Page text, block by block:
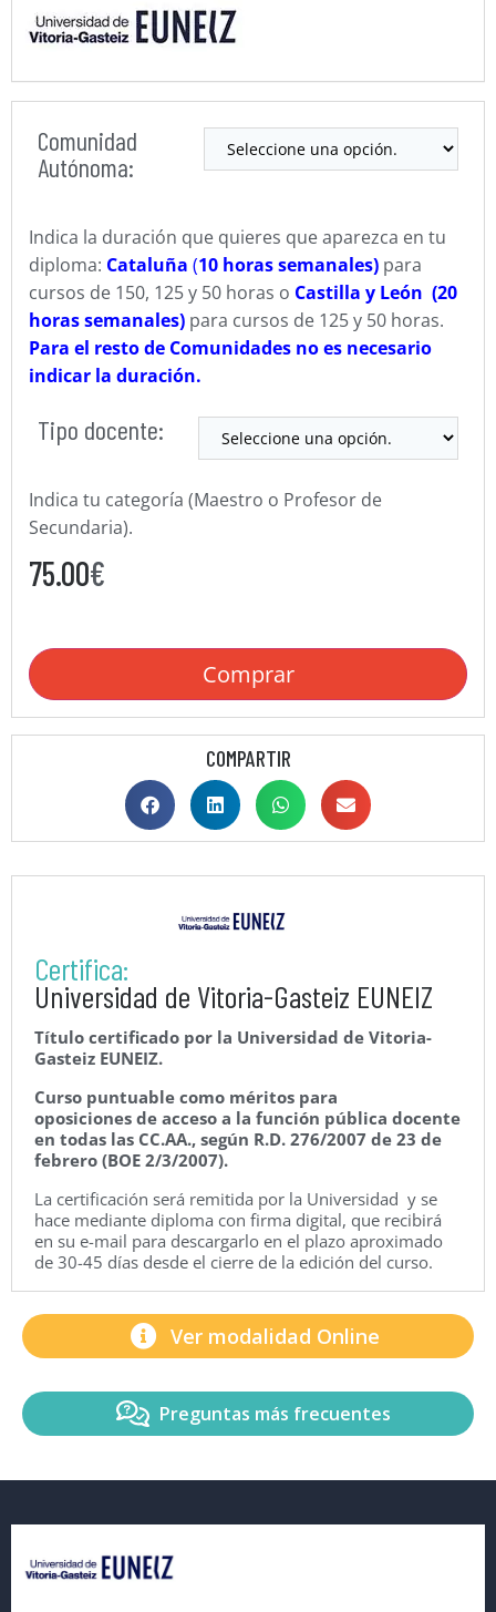
Comunidad
Autónoma:
Indica la duración que quieres que aparezca en tu
diploma: Cataluña (10 horas semanales) para
cursos de 150, 125 y 50 horas o Castilla y León (20
horas semanales) para cursos de 125 y 50 horas.
Para el resto de Comunidades no es necesario
indicar la duración.
Tipo docente:
Indica tu categoría (Maestro o Profesor de
Secundaria).
75.00€
Comprar
COMPARTIR
Certifica:
Universidad de Vitoria-Gasteiz EUNEIZ
Título certificado por la Universidad de Vitoria-
Gasteiz EUNEIZ.
Curso puntuable como méritos para
oposiciones de acceso a la función pública docente
en todas las CC.AA., según R.D. 276/2007 de 23 de
febrero (BOE 2/3/2007).
La certificación será remitida por la Universidad y se
hace mediante diploma con firma digital, que recibirá
en su e-mail para descargarlo en el plazo aproximado
de 30-45 días desde el cierre de la edición del curso.
Ver modalidad Online
Preguntas más frecuentes